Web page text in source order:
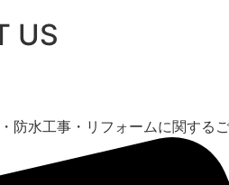
US
防水工事・リフォームに関する